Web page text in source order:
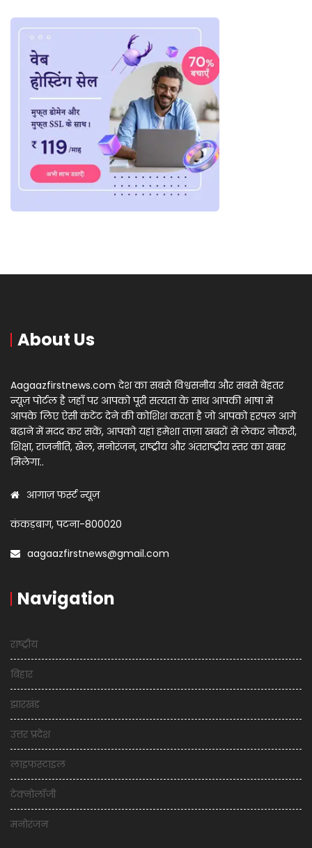
About Us
Aagaazfirstnews.com देश का सबसे विश्वसनीय और सबसे बेहतर
न्यूज़ पोर्टल है जहाँ पर आपको पूरी सत्यता के साथ आपकी भाषा में
आपके लिए ऐसी कंटेंट देने की कोशिश करता है जो आपको हरपल आगे
बढ़ाने में मदद कर सकें, आपको यहां हमेशा ताज़ा खबरों से लेकर नौकरी,
शिक्षा, राजनीति, खेल, मनोरंजन, राष्ट्रीय और अंतराष्ट्रीय स्तर का खबर
मिलेगा..
आगाज़ फर्स्ट न्यूज़
कंकड़बाग, पटना-800020
aagaazfirstnews@gmail.com
Navigation
राष्ट्रीय
बिहार
झारखंड
उत्तर प्रदेश
लाइफस्टाइल
टेक्नोलॉजी
मनोरंजन